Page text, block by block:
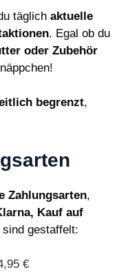
täglich aktuelle
. Egal ob du
oder Zubehör
begrenzt,
Zahlungsarten,
Kauf auf
sind gestaffelt:
€